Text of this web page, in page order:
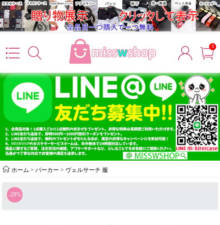
0
ホーム >パーカー > ヴェルサーチ 服
-29%